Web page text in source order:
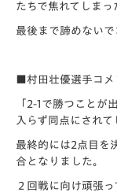
たちで焦れてしまっ
最後まで諦めないで
■村田壮優選手コメ
「2-1で勝つことが
入らず同点にされて
最終的には2点目を
合となりました。
２回戦に向け頑張